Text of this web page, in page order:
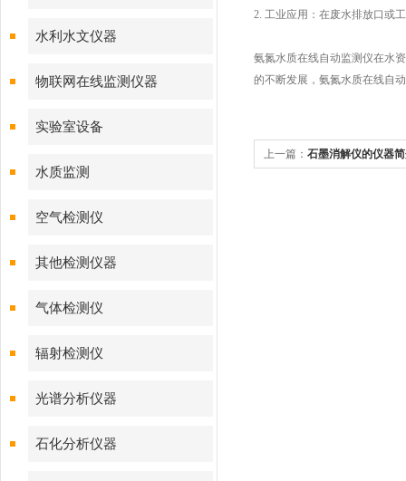
水利水文仪器
物联网在线监测仪器
实验室设备
水质监测
空气检测仪
其他检测仪器
气体检测仪
辐射检测仪
光谱分析仪器
石化分析仪器
2. 工业应用：在废水排放口或
氨氮水质在线自动监测仪在水
的不断发展，氨氮水质在线自
上一篇： 石墨消解仪的仪器